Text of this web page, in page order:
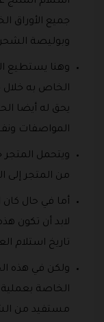
جميع الأوراق
وبوليصة
وهنا يستطيع
يحق له أيضا
المواصفات
ويتحمل
من المتجر إلى
أما في حال
تاريخ استلام
ولكن في هذه
الخاصة
مستفيد من